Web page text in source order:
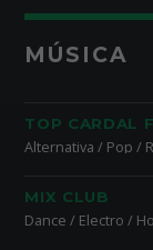
MÚSICA
TOP CARDAL
Alternativa / Pop /
MIX CLUB
Dance / Electro /